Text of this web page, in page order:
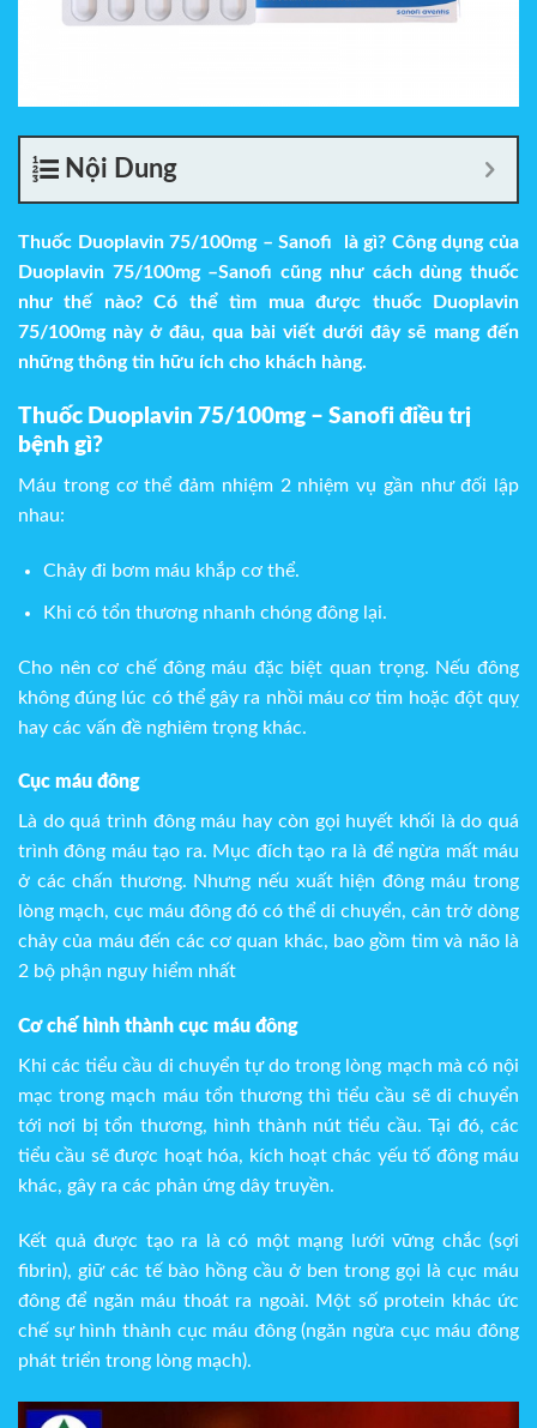
Nội Dung
Thuốc Duoplavin 75/100mg – Sanofi
là gì? Công dụng của
Duoplavin 75/100mg –Sanofi cũng như cách dùng thuốc
như thế nào? Có thể tìm mua được thuốc Duoplavin
75/100mg này ở đâu, qua bài viết dưới đây sẽ mang đến
những thông tin hữu ích cho khách hàng.
Thuốc Duoplavin 75/100mg – Sanofi điều trị
bệnh gì?
Máu trong cơ thể đảm nhiệm 2 nhiệm vụ gần như đối lập
nhau:
Chảy đi bơm máu khắp cơ thể.
Khi có tổn thương nhanh chóng đông lại.
Cho nên cơ chế đông máu đặc biệt quan trọng. Nếu đông
không đúng lúc có thể gây ra nhồi máu cơ tim hoặc đột quỵ
hay các vấn đề nghiêm trọng khác.
Cục máu đông
Là do quá trình đông máu hay còn gọi huyết khối là do quá
trình đông máu tạo ra. Mục đích tạo ra là để ngừa mất máu
ở các chấn thương. Nhưng nếu xuất hiện đông máu trong
lòng mạch, cục máu đông đó có thể di chuyển, cản trở dòng
chảy của máu đến các cơ quan khác, bao gồm tim và não là
2 bộ phận nguy hiểm nhất
Cơ chế hình thành cục máu đông
Khi các tiểu cầu di chuyển tự do trong lòng mạch mà có nội
mạc trong mạch máu tổn thương thì tiểu cầu sẽ di chuyển
tới nơi bị tổn thương, hình thành nút tiểu cầu. Tại đó, các
tiểu cầu sẽ được hoạt hóa, kích hoạt chác yếu tố đông máu
khác, gây ra các phản ứng dây truyền.
Kết quả được tạo ra là có một mạng lưới vững chắc (sợi
fibrin), giữ các tế bào hồng cầu ở ben trong gọi là cục máu
đông để ngăn máu thoát ra ngoài. Một số protein khác ức
chế sự hình thành cục máu đông (ngăn ngừa cục máu đông
phát triển trong lòng mạch).